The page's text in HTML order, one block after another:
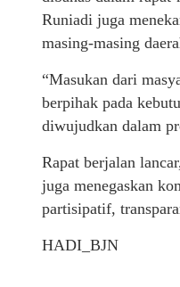
Runiadi juga
masing-masing
“Masukan dari
berpihak pada
diwujudkan dalam
Rapat berjalan
juga menegaskan
partisipatif,
HADI_BJN